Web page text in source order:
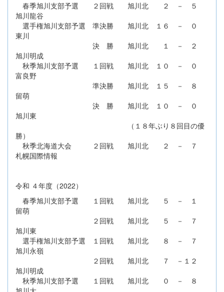
春季旭川支部予選 ２回戦 旭川北 ２ － ５
旭川龍谷
選手権旭川支部予選 準決勝 旭川北 １６ － ０
東川
決 勝 旭川北 １ － ２
旭川明成
秋季旭川支部予選 １回戦 旭川北 １０ － ０
富良野
準決勝 旭川北 １５ － ８
留萌
決 勝 旭川北 １０ － ０
旭川東
（１８年ぶり８回目の優
勝）
秋季北海道大会 ２回戦 旭川北 ２ － ７
札幌国際情報
令和 ４年度（2022）
春季旭川支部予選 １回戦 旭川北 ５ － １
留萌
２回戦 旭川北 ５ － ７
旭川東
選手権旭川支部予選 １回戦 旭川北 ８ － ７
旭川永嶺
２回戦 旭川北 ７ －１２
旭川明成
秋季旭川支部予選 １回戦 旭川北 ０ － ８